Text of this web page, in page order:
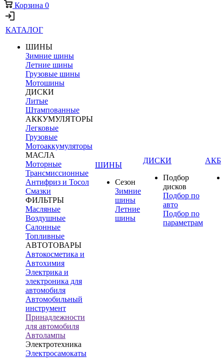
Корзина 0
КАТАЛОГ
ШИНЫ
Зимние шины
Летние шины
Грузовые шины
Мотошины
ДИСКИ
Литые
Штампованные
АККУМУЛЯТОРЫ
Легковые
Грузовые
Мотоаккумуляторы
МАСЛА
Моторные
Трансмиссионные
Антифриз и Тосол
Смазки
ФИЛЬТРЫ
Масляные
Воздушные
Салонные
Топливные
АВТОТОВАРЫ
Автокосметика и
Автохимия
Электрика и
электроника для
автомобиля
Автомобильный
инструмент
Принадлежности
для автомобиля
Автолампы
Электротехника
Электросамокаты
ШИНЫ
Сезон
Зимние
шины
Летние
шины
ДИСКИ
Подбор
дисков
Подбор по
авто
Подбор по
параметрам
АКБ